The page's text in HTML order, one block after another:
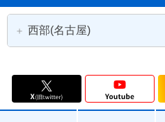
西部(名古屋)
名古屋市東区